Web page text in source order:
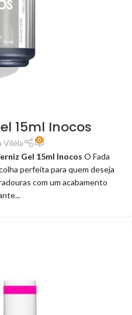
15ml Inocos
Viléla 0
Gel 15ml Inocos O Fada
perfeita para quem deseja
com um acabamento